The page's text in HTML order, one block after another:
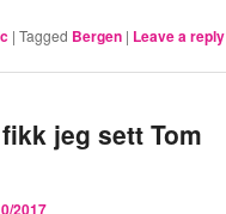
|Tagged Bergen | Leave a reply
jeg sett Tom
2017